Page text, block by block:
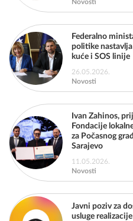
Novosti
26.05.2026.
Novosti
Federalno
politike
kuće i SOS linije
11.05.2026.
Novosti
Ivan Zahinos,
Fondacije
za Počasnog
Sarajevo
Javni poziv za
usluge